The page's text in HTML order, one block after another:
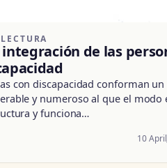
integración de las
con discapacidad conforman un
y numeroso al que el modo
y funciona…
10